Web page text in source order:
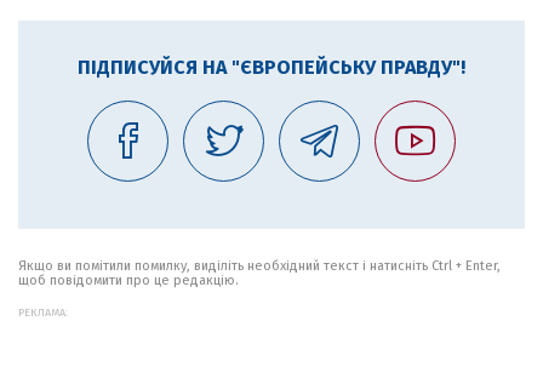
ПІДПИСУЙСЯ НА "ЄВРОПЕЙСЬКУ ПРАВДУ"!
Якщо ви помітили помилку, виділіть необхідний текст і натисніть Ctrl + Enter,
щоб повідомити про це редакцію.
РЕКЛАМА: